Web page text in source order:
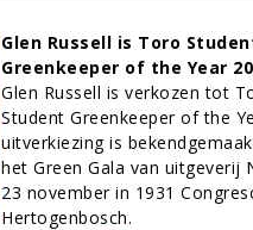
Glen Russell is Toro
Greenkeeper of the Year
Glen Russell is verkozen tot
Student Greenkeeper of the
uitverkiezing is
het Green Gala van uitgeverij
23 november in 1931
Hertogenbosch.